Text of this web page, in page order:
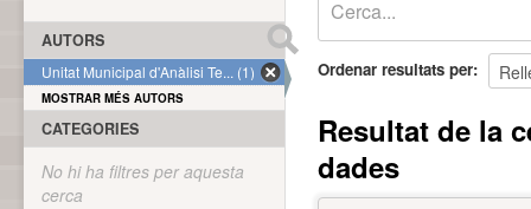
Ordenar resultats per
Resultat de la
dades
AUTORS
Unitat Municipal d'Anàlisi Te... (1)
MOSTRAR MÉS AUTORS
CATEGORIES
No hi ha filtres per aquesta
cerca